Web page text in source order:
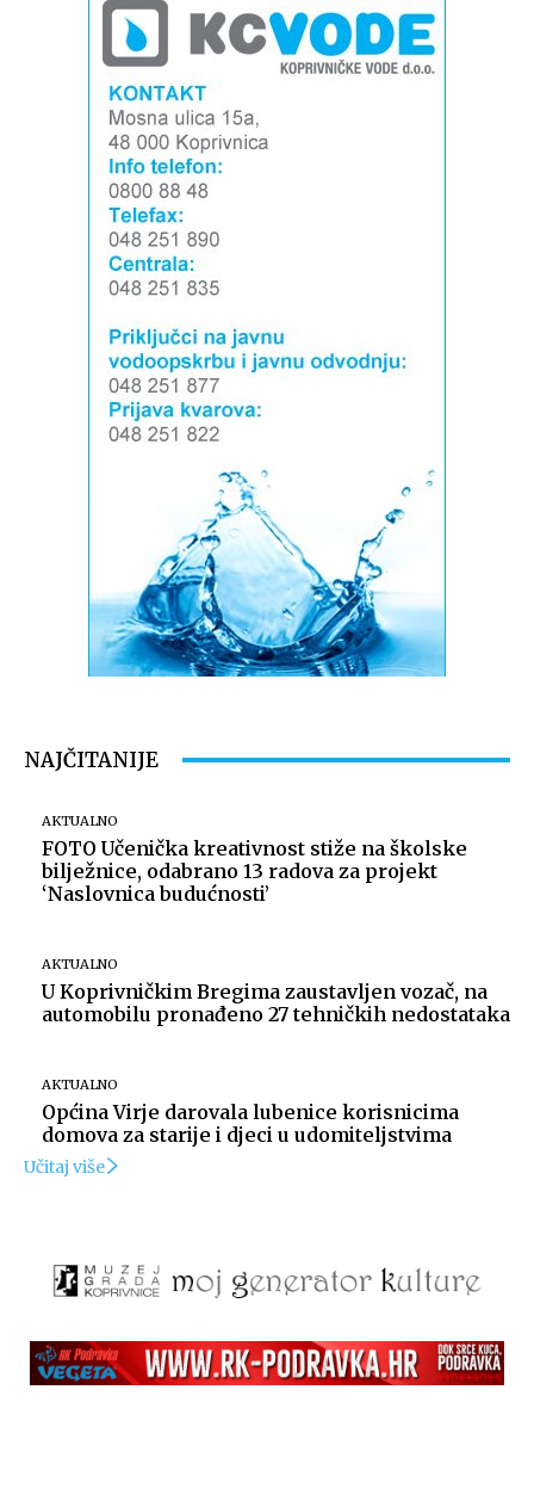
NAJČITANIJE
AKTUALNO
FOTO Učenička kreativnost stiže na školske
bilježnice, odabrano 13 radova za projekt
‘Naslovnica budućnosti’
AKTUALNO
U Koprivničkim Bregima zaustavljen vozač, na
automobilu pronađeno 27 tehničkih nedostataka
AKTUALNO
Općina Virje darovala lubenice korisnicima
domova za starije i djeci u udomiteljstvima
Učitaj više